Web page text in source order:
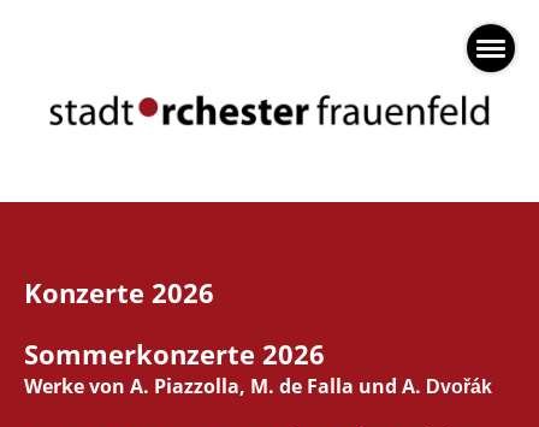
Konzerte 2026
Sommerkonzerte 2026
Werke von A. Piazzolla, M. de Falla und A. Dvořák